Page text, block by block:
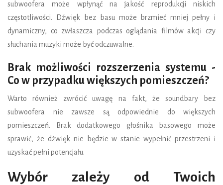
subwoofera może wpłynąć na jakość reprodukcji niskich
częstotliwości. Dźwięk bez basu może brzmieć mniej pełny i
dynamiczny, co zwłaszcza podczas oglądania filmów akcji czy
słuchania muzyki może być odczuwalne.
Brak możliwości rozszerzenia systemu -
Co w przypadku większych pomieszczeń?
Warto również zwrócić uwagę na fakt, że soundbary bez
subwoofera nie zawsze są odpowiednie do większych
pomieszczeń. Brak dodatkowego głośnika basowego może
sprawić, że dźwięk nie będzie w stanie wypełnić przestrzeni i
uzyskać pełni potencjału.
Wybór zależy od Twoich